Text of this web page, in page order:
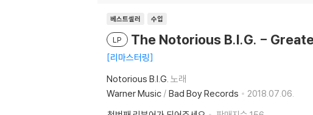
베스트셀러 수입
LP The Notorious B.I.G. -
리마스터링
Notorious B.I.G. 노래
Warner Music / Bad Boy Records
2018.07.06.